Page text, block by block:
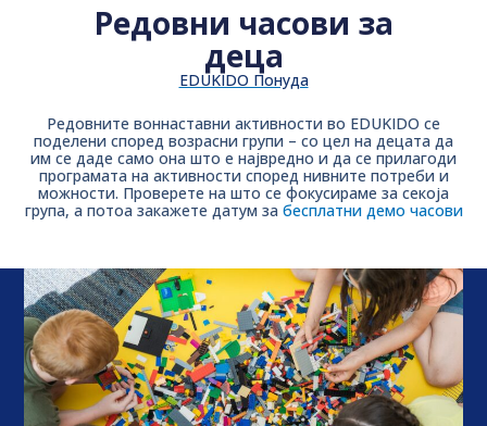
Редовни часови за
деца
EDUKIDO Понуда
Редовните воннаставни активности во EDUKIDO се
поделени според возрасни групи – со цел на децата да
им се даде само она што е највредно и да се прилагоди
програмата на активности според нивните потреби и
можности. Проверете на што се фокусираме за секоја
група, а потоа закажете датум за бесплатни демо часови